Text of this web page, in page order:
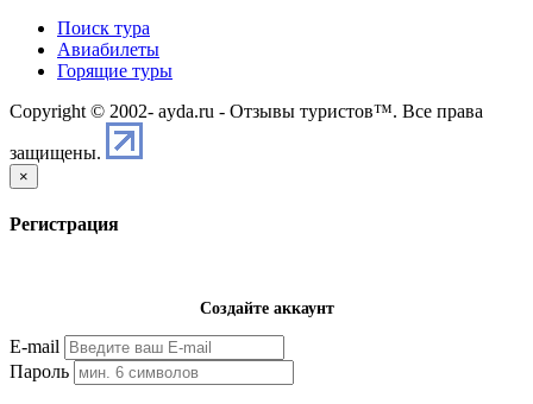
Поиск тура
Авиабилеты
Горящие туры
Copyright © 2002- ayda.ru - Отзывы туристов™. Все права
защищены.
×
Регистрация
Создайте аккаунт
E-mail
Пароль